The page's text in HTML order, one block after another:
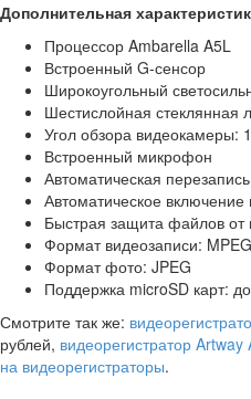
Дополнительная
Процессор Ambarella A5L
Встроенный G-сенсор
Широкоугольный
Шестислойная стеклянная
Угол обзора видеокамеры:
Встроенный микрофон
Автоматическая
Автоматическое
Быстрая защита файлов от
Формат видеозаписи:
Формат фото: JPEG
Поддержка microSD карт:
Смотрите так же:
рублей, видеорегистратор Artway
на видеорегистраторы.